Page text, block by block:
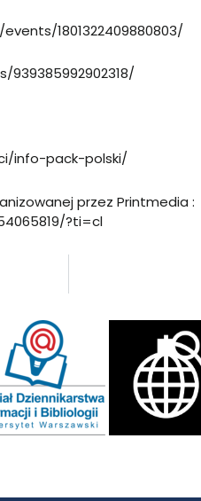
1801322409880803/
info-pack-polski/
przez Printmedia :
?ti=cl